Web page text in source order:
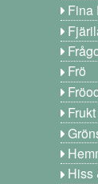
Fina
Frö
Hiss